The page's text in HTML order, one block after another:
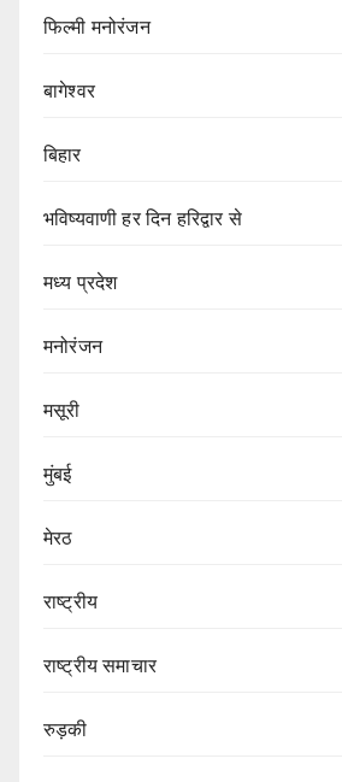
फिल्मी मनोरंजन
बागेश्वर
बिहार
भविष्यवाणी हर दिन हरिद्वार से
मध्य प्रदेश
मनोरंजन
मसूरी
मुंबई
मेरठ
राष्ट्रीय
राष्ट्रीय समाचार
रुड़की